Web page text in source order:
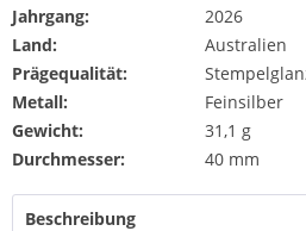
Jahrgang:
2026
Land:
Australien
Prägequalität:
Metall:
Feinsilber
Gewicht:
31,1 g
Durchmesser:
40 mm
Beschreibung